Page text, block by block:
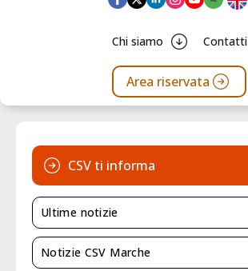
Chi siamo Contatti
Area riservata
CSV ti informa
Ultime notizie
Notizie CSV Marche